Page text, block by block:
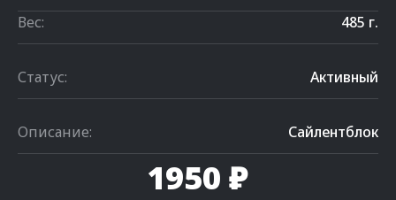
Вес:
485 г.
Статус: Активный
Описание: Сайлентблок
1950 ₽